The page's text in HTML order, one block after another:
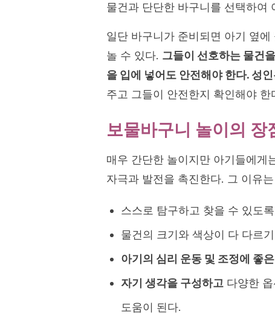
물건과 단단한 바구니를 선택하여
일단 바구니가 준비되면 아기 옆
놀 수 있다. 그들이 선호하는 물건
을 입에 넣어도 안전해야 한다. 성
주고 그들이 안전한지 확인해야 한
보물바구니 놀이의 장
매우 간단한 놀이지만 아기들에게
자극과 발전을 촉진한다. 그 이유
스스로 탐구하고 찾을 수 있도
물건의 크기와 색상이 다 다르
아기의 심리 운동 및 조정에 좋
자기 생각을 구성하고 다양한
도움이 된다.